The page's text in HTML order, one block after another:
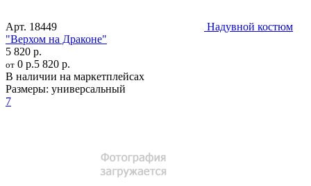
Арт. 18449
Надувной костюм
"Верхом на Драконе"
5 820 р.
от 0 р.5 820 р.
В наличии на маркетплейсах
Размеры: универсальный
7